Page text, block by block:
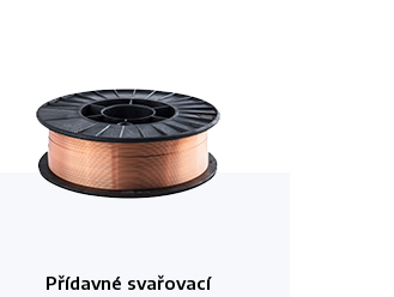
Přídavné svařovací